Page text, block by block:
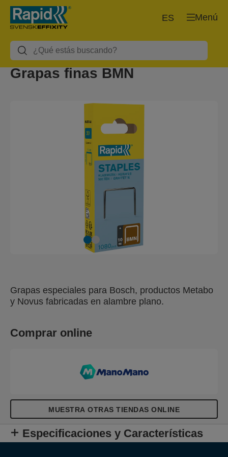
Menú
ES
Grapas finas BMN
Grapas especiales para Bosch, productos Metabo
y Novus fabricadas en alambre plano.
Comprar online
MUESTRA OTRAS TIENDAS ONLINE
Especificaciones y Características